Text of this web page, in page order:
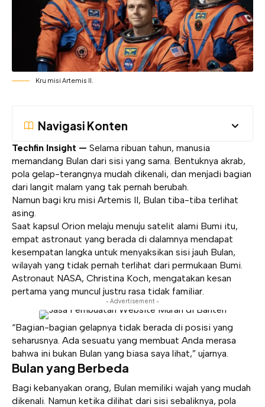
Kru misi Artemis II.
Navigasi Konten
Techfin Insight — Selama ribuan tahun, manusia
memandang Bulan dari sisi yang sama. Bentuknya akrab,
pola gelap-terangnya mudah dikenali, dan menjadi bagian
dari langit malam yang tak pernah berubah.
Namun bagi kru misi Artemis II, Bulan tiba-tiba terlihat
asing.
Saat kapsul Orion melaju menuju satelit alami Bumi itu,
empat astronaut yang berada di dalamnya mendapat
kesempatan langka untuk menyaksikan sisi jauh Bulan,
wilayah yang tidak pernah terlihat dari permukaan Bumi.
Astronaut NASA, Christina Koch, mengatakan kesan
pertama yang muncul justru rasa tidak familiar.
- Advertisement -
“Bagian-bagian gelapnya tidak berada di posisi yang
seharusnya. Ada sesuatu yang membuat Anda merasa
bahwa ini bukan Bulan yang biasa saya lihat,” ujarnya.
Bulan yang Berbeda
Bagi kebanyakan orang, Bulan memiliki wajah yang mudah
dikenali. Namun ketika dilihat dari sisi sebaliknya, pola